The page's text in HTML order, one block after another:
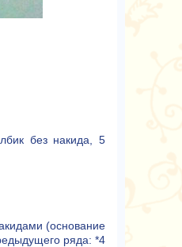
без накида, 5
(основание
ряда: *4